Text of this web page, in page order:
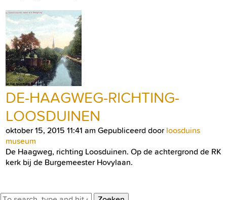
DE-HAAGWEG-RICHTING-
LOOSDUINEN
oktober 15, 2015 11:41 am Gepubliceerd door loosduins
museum
De Haagweg, richting Loosduinen. Op de achtergrond de RK
kerk bij de Burgemeester Hovylaan.